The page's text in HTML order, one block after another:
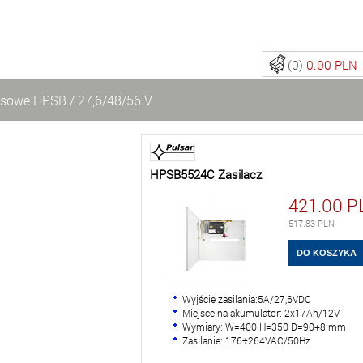
(0) 0.00 PLN
HPSB / 27,6/48/56 V
HPSB5524C Zasilacz
421.00
517.83 PLN
Wyjście zasilania:5A/27,6VDC
Miejsce na akumulator: 2x17Ah/12V
Wymiary: W=400 H=350 D=90+8 mm
Zasilanie: 176÷264VAC/50Hz